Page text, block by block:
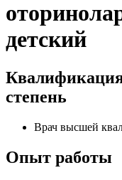
детский
степень
Врач высшей
Опыт работы